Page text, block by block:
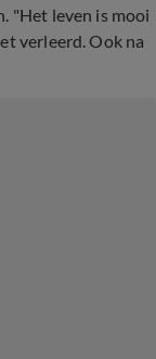
"Het leven is mooi
verleerd. Ook na